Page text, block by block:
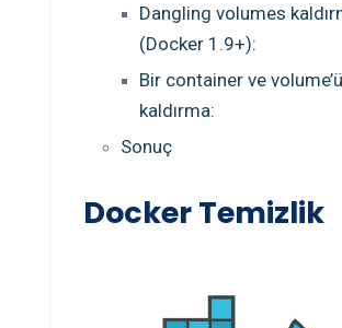
Dangling volumes
(Docker 1.9+):
Bir container ve volume’ü
kaldırma:
Sonuç
Docker Temizlik